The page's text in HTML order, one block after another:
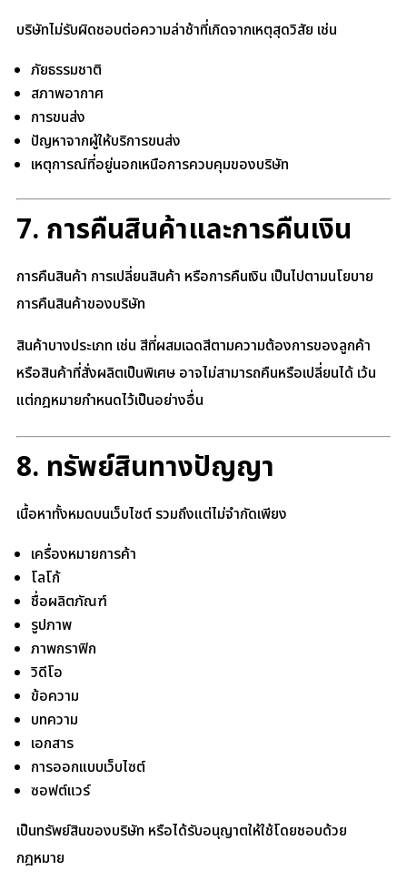
บริษัทไม่รับผิดชอบต่อความล่าช้าที่เกิดจากเหตุสุดวิสัย เช่น
ภัยธรรมชาติ
สภาพอากาศ
การขนส่ง
ปัญหาจากผู้ให้บริการขนส่ง
เหตุการณ์ที่อยู่นอกเหนือการควบคุมของบริษัท
7. การคืนสินค้าและการคืนเงิน
การคืนสินค้า การเปลี่ยนสินค้า หรือการคืนเงิน เป็นไปตามนโยบาย
การคืนสินค้าของบริษัท
สินค้าบางประเภท เช่น สีที่ผสมเฉดสีตามความต้องการของลูกค้า
หรือสินค้าที่สั่งผลิตเป็นพิเศษ อาจไม่สามารถคืนหรือเปลี่ยนได้ เว้น
แต่กฎหมายกำหนดไว้เป็นอย่างอื่น
8. ทรัพย์สินทางปัญญา
เนื้อหาทั้งหมดบนเว็บไซต์ รวมถึงแต่ไม่จำกัดเพียง
เครื่องหมายการค้า
โลโก้
ชื่อผลิตภัณฑ์
รูปภาพ
ภาพกราฟิก
วิดีโอ
ข้อความ
บทความ
เอกสาร
การออกแบบเว็บไซต์
ซอฟต์แวร์
เป็นทรัพย์สินของบริษัท หรือได้รับอนุญาตให้ใช้โดยชอบด้วย
กฎหมาย